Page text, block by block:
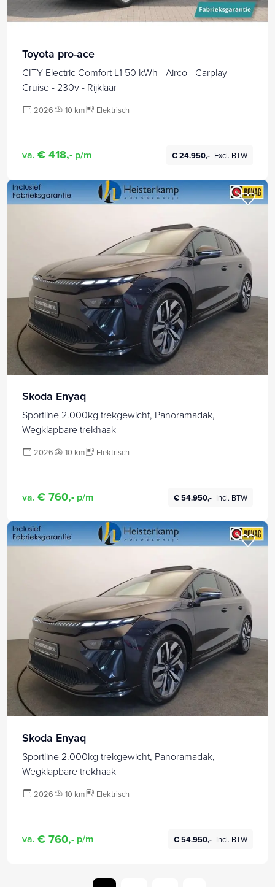
Toyota pro-ace
CITY Electric Comfort L1 50 kWh - Airco - Carplay -
Cruise - 230v - Rijklaar
2026 10 km Elektrisch
va. € 418,- p/m € 24.950,- Excl. BTW
Skoda Enyaq
Sportline 2.000kg trekgewicht, Panoramadak,
Wegklapbare trekhaak
2026 10 km Elektrisch
va. € 760,- p/m € 54.950,- Incl. BTW
Skoda Enyaq
Sportline 2.000kg trekgewicht, Panoramadak,
Wegklapbare trekhaak
2026 10 km Elektrisch
va. € 760,- p/m € 54.950,- Incl. BTW